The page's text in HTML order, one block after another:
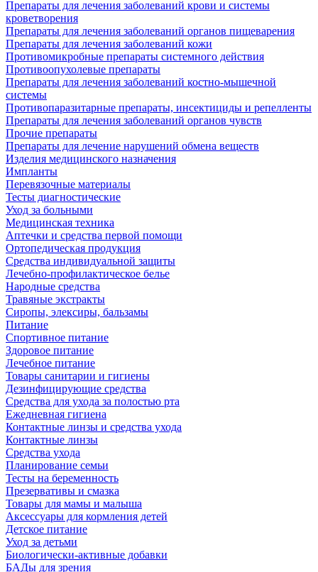
Препараты для лечения заболеваний крови и системы
кроветворения
Препараты для лечения заболеваний органов пищеварения
Препараты для лечения заболеваний кожи
Противомикробные препараты системного действия
Противоопухолевые препараты
Препараты для лечения заболеваний костно-мышечной
системы
Противопаразитарные препараты, инсектициды и репелленты
Препараты для лечения заболеваний органов чувств
Прочие препараты
Препараты для лечение нарушений обмена веществ
Изделия медицинского назначения
Импланты
Перевязочные материалы
Тесты диагностические
Уход за больными
Медицинская техника
Аптечки и средства первой помощи
Ортопедическая продукция
Средства индивидуальной защиты
Лечебно-профилактическое белье
Народные средства
Травяные экстракты
Сиропы, элексиры, бальзамы
Питание
Спортивное питание
Здоровое питание
Лечебное питание
Товары санитарии и гигиены
Дезинфицирующие средства
Средства для ухода за полостью рта
Ежедневная гигиена
Контактные линзы и средства ухода
Контактные линзы
Средства ухода
Планирование семьи
Тесты на беременность
Презервативы и смазка
Товары для мамы и малыша
Аксессуары для кормления детей
Детское питание
Уход за детьми
Биологически-активные добавки
БАДы для зрения